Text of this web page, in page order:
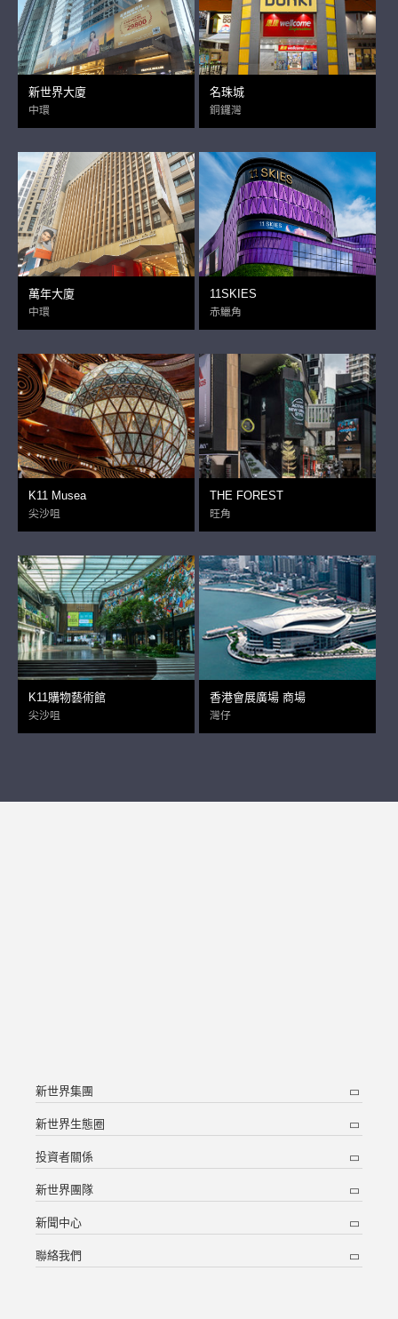
新世界大廈
中環
名珠城
銅鑼灣
萬年大廈
中環
11SKIES
赤鱲角
K11 Musea
尖沙咀
THE FOREST
旺角
K11購物藝術館
尖沙咀
香港會展廣場 商場
灣仔
新世界集團
新世界生態圈
投資者關係
新世界團隊
新聞中心
聯絡我們